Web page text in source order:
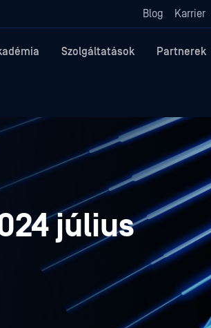
Blog Karrier
Szolgáltatások Partnerek
július